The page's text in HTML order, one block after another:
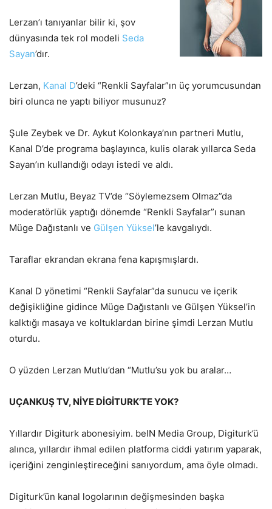
Lerzan’ı tanıyanlar bilir ki, şov
dünyasında tek rol modeli Seda
Sayan’dır.
Lerzan, Kanal D’deki “Renkli Sayfalar”ın üç yorumcusundan
biri olunca ne yaptı biliyor musunuz?
Şule Zeybek ve Dr. Aykut Kolonkaya’nın partneri Mutlu,
Kanal D’de programa başlayınca, kulis olarak yıllarca Seda
Sayan’ın kullandığı odayı istedi ve aldı.
Lerzan Mutlu, Beyaz TV’de “Söylemezsem Olmaz”da
moderatörlük yaptığı dönemde “Renkli Sayfalar”ı sunan
Müge Dağıstanlı ve Gülşen Yüksel’le kavgalıydı.
Taraflar ekrandan ekrana fena kapışmışlardı.
Kanal D yönetimi “Renkli Sayfalar”da sunucu ve içerik
değişikliğine gidince Müge Dağıstanlı ve Gülşen Yüksel’in
kalktığı masaya ve koltuklardan birine şimdi Lerzan Mutlu
oturdu.
O yüzden Lerzan Mutlu’dan “Mutlu’su yok bu aralar…
UÇANKUŞ TV, NİYE DİGİTURK’TE YOK?
Yıllardır Digiturk abonesiyim. beIN Media Group, Digiturk’ü
alınca, yıllardır ihmal edilen platforma ciddi yatırım yaparak,
içeriğini zenginleştireceğini sanıyordum, ama öyle olmadı.
Digiturk’ün kanal logolarının değişmesinden başka